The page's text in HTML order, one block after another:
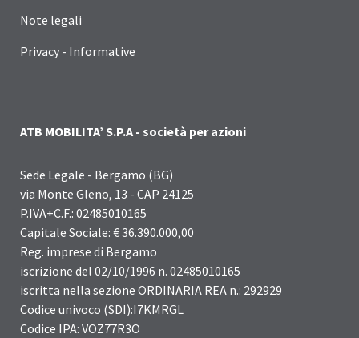
Note legali
Privacy - Informative
ATB MOBILITA’ S.P.A - società per azioni
Sede Legale - Bergamo (BG)
via Monte Gleno, 13 - CAP 24125
P.IVA+C.F.: 02485010165
Capitale Sociale: € 36.390.000,00
Reg. imprese di Bergamo
iscrizione del 02/10/1996 n. 02485010165
iscritta nella sezione ORDINARIA REA n.: 292929
Codice univoco (SDI):I7KMRGL
Codice IPA: VOZ77R3O